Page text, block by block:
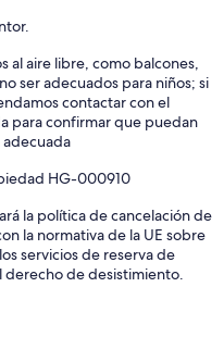
al aire libre, como balcones,
ser adecuados para niños; si
contactar con el
para confirmar que puedan
HG-000910
la política de cancelación de
la normativa de la UE sobre
servicios de reserva de
derecho de desistimiento.